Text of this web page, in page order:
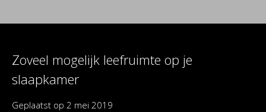
Zoveel mogelijk leefruimte op je
slaapkamer
Geplaatst op 2 mei 2019